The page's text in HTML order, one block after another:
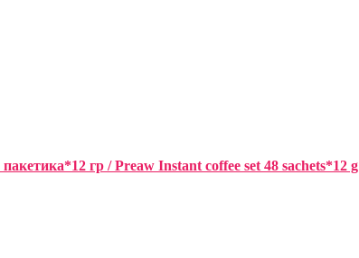
гр / Preaw Instant coffee set 48 sachets*12 g